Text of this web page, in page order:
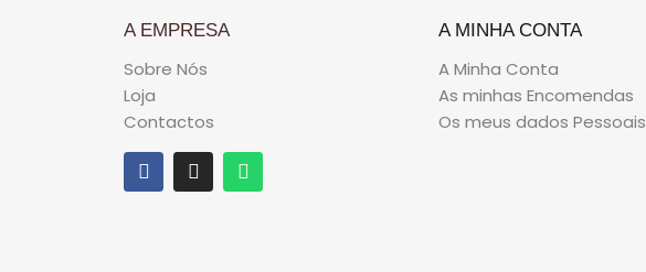
A EMPRESA
Sobre Nós
Loja
Contactos
A MINHA CONTA
A Minha Conta
As minhas Encomendas
Os meus dados Pessoais